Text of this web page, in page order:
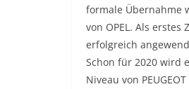
formale Übernahme
von OPEL. Als erstes
erfolgreich
Schon für 2020 wird
Niveau von